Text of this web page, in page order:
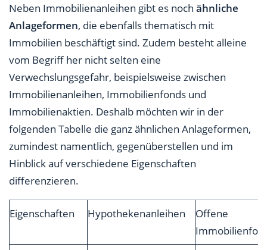
Neben Immobilienanleihen gibt es noch ähnliche
Anlageformen, die ebenfalls thematisch mit
Immobilien beschäftigt sind. Zudem besteht alleine
vom Begriff her nicht selten eine
Verwechslungsgefahr, beispielsweise zwischen
Immobilienanleihen, Immobilienfonds und
Immobilienaktien. Deshalb möchten wir in der
folgenden Tabelle die ganz ähnlichen Anlageformen,
zumindest namentlich, gegenüberstellen und im
Hinblick auf verschiedene Eigenschaften
differenzieren.
Eigenschaften Hypothekenanleihen
Offene